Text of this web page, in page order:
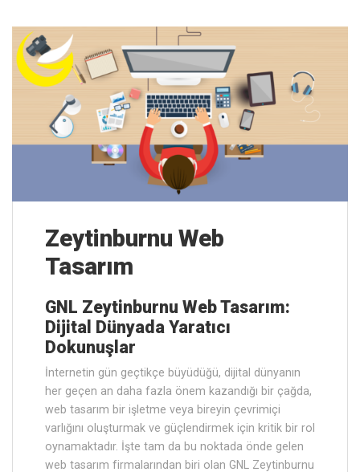
Zeytinburnu Web
Tasarım
GNL Zeytinburnu Web Tasarım:
Dijital Dünyada Yaratıcı
Dokunuşlar
İnternetin gün geçtikçe büyüdüğü, dijital dünyanın
her geçen an daha fazla önem kazandığı bir çağda,
web tasarım bir işletme veya bireyin çevrimiçi
varlığını oluşturmak ve güçlendirmek için kritik bir rol
oynamaktadır. İşte tam da bu noktada önde gelen
web tasarım firmalarından biri olan GNL Zeytinburnu